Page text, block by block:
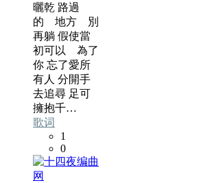
曬乾 路過
的 地方 別
再躺 假使當
初可以 為了
你 忘了愛所
有人 分開手
去追尋 足可
擁抱千…
歌词
1
0